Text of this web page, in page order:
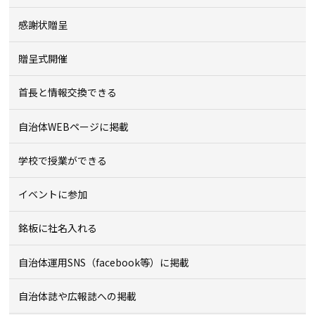
感謝状贈呈
贈呈式開催
首長と情報交換できる
自治体WEBページに掲載
学校で授業ができる
イベントに参加
銘板に社名入れる
自治体運用SNS（facebook等）に掲載
自治体誌や広報誌への掲載